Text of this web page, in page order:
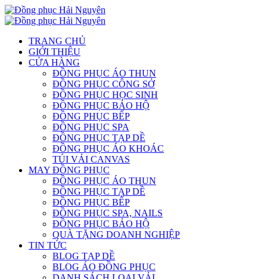
TRANG CHỦ
GIỚI THIỆU
CỬA HÀNG
ĐỒNG PHỤC ÁO THUN
ĐỒNG PHỤC CÔNG SỞ
ĐỒNG PHỤC HỌC SINH
ĐỒNG PHỤC BẢO HỘ
ĐỒNG PHỤC BẾP
ĐỒNG PHỤC SPA
ĐỒNG PHỤC TẠP DỀ
ĐỒNG PHỤC ÁO KHOÁC
TÚI VẢI CANVAS
MAY ĐỒNG PHỤC
ĐỒNG PHỤC ÁO THUN
ĐỒNG PHỤC TẠP DỀ
ĐỒNG PHỤC BẾP
ĐỒNG PHỤC SPA, NAILS
ĐỒNG PHỤC BẢO HỘ
QUÀ TẶNG DOANH NGHIỆP
TIN TỨC
BLOG TẠP DỀ
BLOG ÁO ĐỒNG PHỤC